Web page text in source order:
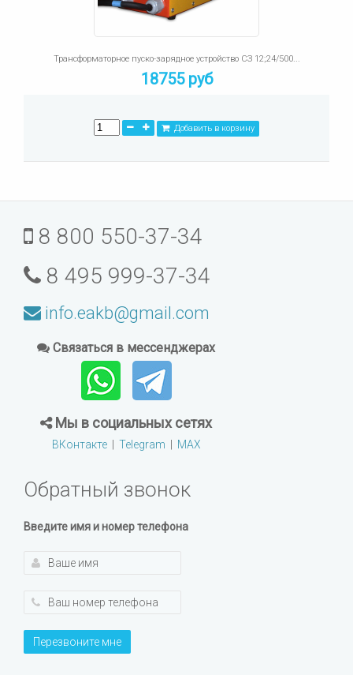
Трансформаторное пуско-зарядное устройство СЗ 12;24/500...
18755 руб
Добавить в корзину
8 800 550-37-34
8 495 999-37-34
info.eakb@gmail.com
Связаться в мессенджерах
Мы в социальных сетях
ВКонтакте| Telegram | MAX
Обратный звонок
Введите имя и номер телефона
Перезвоните мне